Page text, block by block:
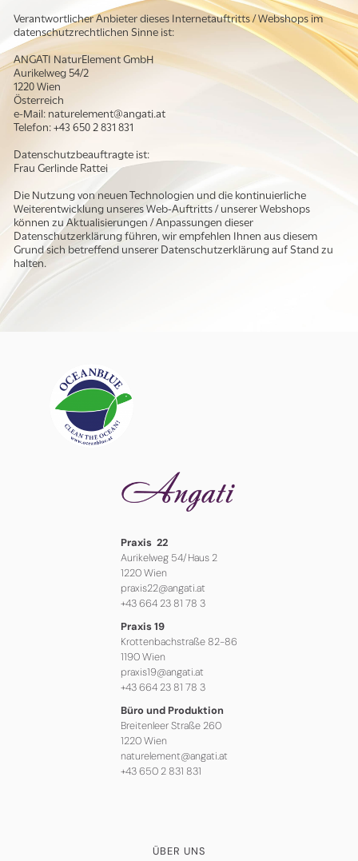
Verantwortlicher Anbieter dieses Internetauftritts / Webshops im
datenschutzrechtlichen Sinne ist:
ANGATI NaturElement GmbH
Aurikelweg 54/2
1220 Wien
Österreich
e-Mail: naturelement@angati.at
Telefon: +43 650 2 831 831
Datenschutzbeauftragte ist:
Frau Gerlinde Rattei
Die Nutzung von neuen Technologien und die kontinuierliche
Weiterentwicklung unseres Web-Auftritts / unserer Webshops
können zu Aktualisierungen / Anpassungen dieser
Datenschutzerklärung führen, wir empfehlen Ihnen aus diesem
Grund sich betreffend unserer Datenschutzerklärung auf Stand zu
halten.
Praxis 22
Aurikelweg 54/Haus 2
1220 Wien
praxis22@angati.at
+43 664 23 81 78 3
Praxis 19
Krottenbachstraße 82-86
1190 Wien
praxis19@angati.at
+43 664 23 81 78 3
Büro und Produktion
Breitenleer Straße 260
1220 Wien
naturelement@angati.at
+43 650 2 831 831
ÜBER UNS